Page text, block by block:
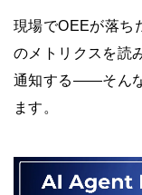
現場でOEEが落ち
のメトリクスを読
通知する——そん
ます。